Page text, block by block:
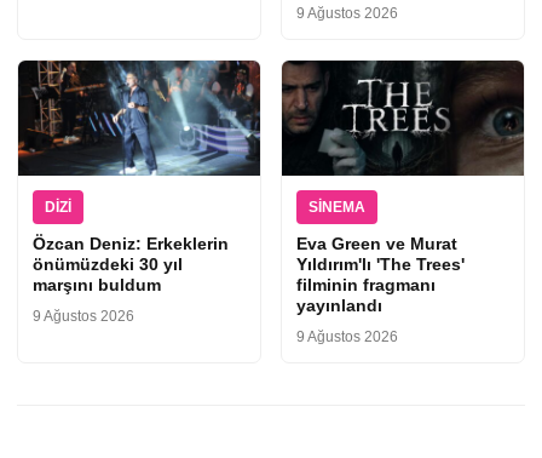
9 Ağustos 2026
DIZI
Özcan Deniz: Erkeklerin
önümüzdeki 30 yıl
marşını buldum
9 Ağustos 2026
SINEMA
Eva Green ve Murat
Yıldırım'lı 'The Trees'
filminin fragmanı
yayınlandı
9 Ağustos 2026